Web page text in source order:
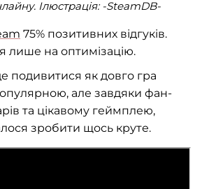
Ілюстрація: -SteamDB-
75% позитивних відгуків.
лише на оптимізацію.
подивитися як довго гра
але завдяки фан-
та цікавому геймплею,
зробити щось круте.